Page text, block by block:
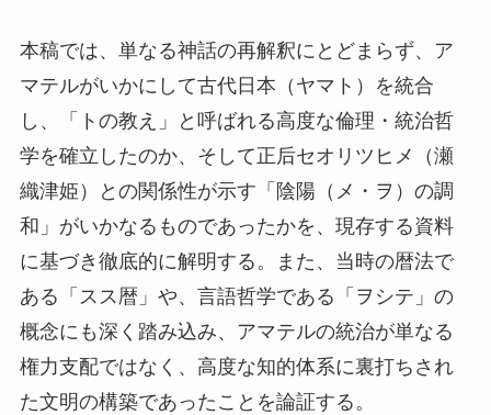
本稿では、単なる神話の再解釈にとどまらず、ア
マテルがいかにして古代日本（ヤマト）を統合
し、「トの教え」と呼ばれる高度な倫理・統治哲
学を確立したのか、そして正后セオリツヒメ（瀬
織津姫）との関係性が示す「陰陽（メ・ヲ）の調
和」がいかなるものであったかを、現存する資料
に基づき徹底的に解明する。また、当時の暦法で
ある「スス暦」や、言語哲学である「ヲシテ」の
概念にも深く踏み込み、アマテルの統治が単なる
権力支配ではなく、高度な知的体系に裏打ちされ
た文明の構築であったことを論証する。